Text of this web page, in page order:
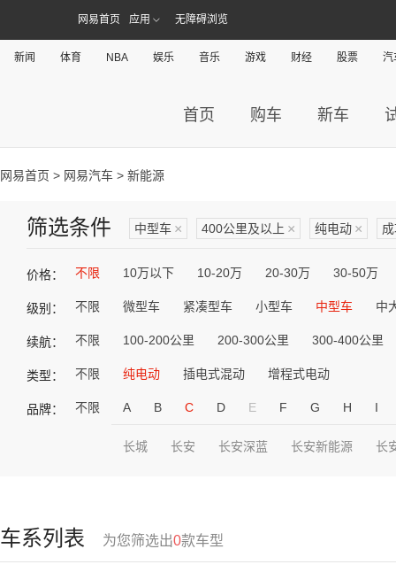
网易首页 应用 无障碍浏览
新闻 体育 NBA 娱乐 音乐 游戏 财经 股票 汽
首页 购车 新车
网易首页 > 网易汽车 > 新能源
筛选条件 中型车 × 400公里及以上 × 纯电动 ×
价格： 不限 10万以下 10-20万 20-30万 30-50万
级别： 不限 微型车 紧凑型车 小型车 中型车 中
续航： 不限 100-200公里 200-300公里 300-400公里
类型： 不限 纯电动 插电式混动 增程式电动
品牌： 不限 A B C D E F G H I
长城 长安 长安深蓝 长安新能源 长
车系列表 为您筛选出0款车型